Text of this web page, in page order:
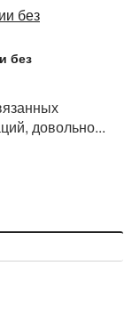
мест.
систем
качества.
Главного
Республики
без
довольно...